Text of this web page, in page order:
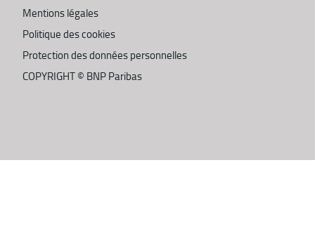
Mentions légales
Politique des cookies
Protection des données personnelles
COPYRIGHT © BNP Paribas